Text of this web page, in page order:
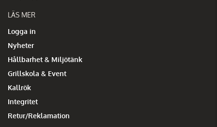
LÄS MER
Logga in
Nyheter
Hållbarhet & Miljötänk
Grillskola & Event
Kallrök
Integritet
Retur/Reklamation